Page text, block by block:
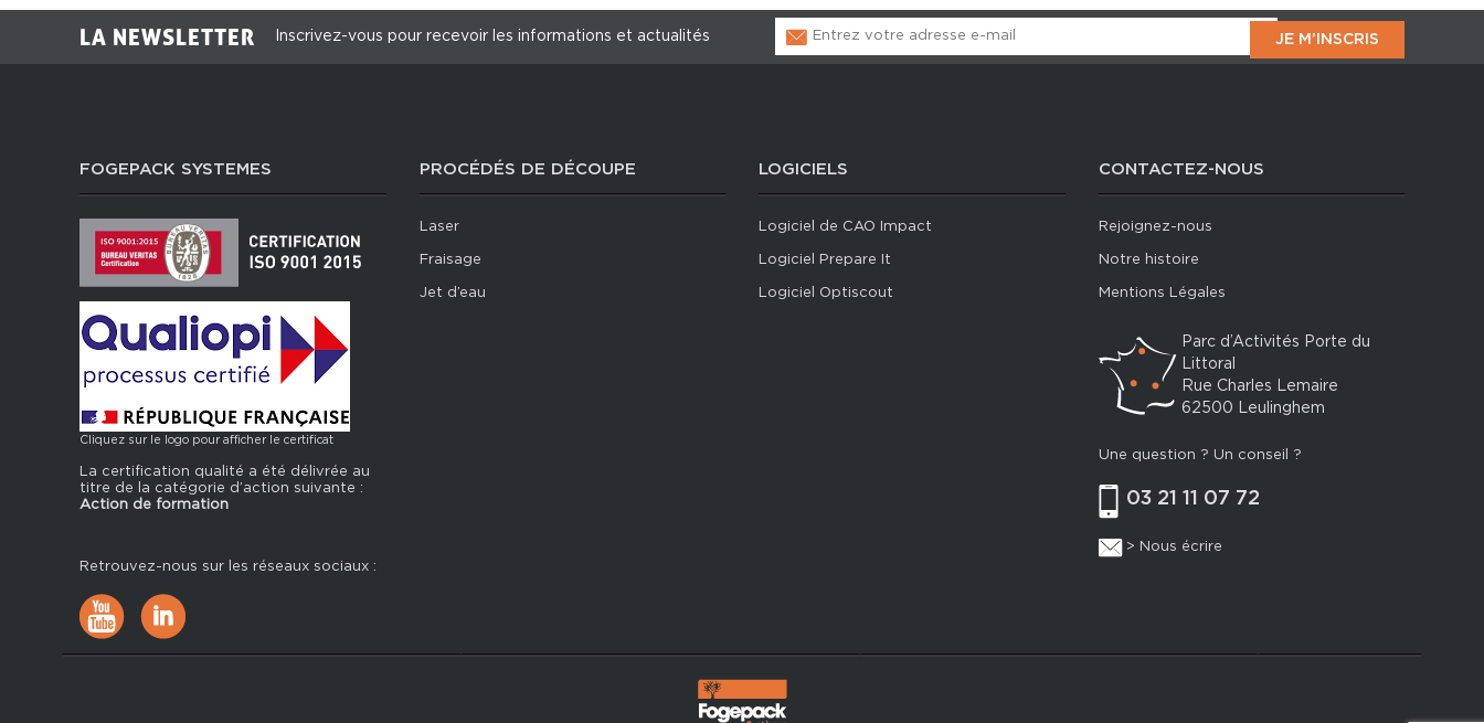
LA NEWSLETTER Inscrivez-vous pour recevoir les informations et actualités
FOGEPACK SYSTEMES
Cliquez sur le logo pour afficher le certificat
La certification qualité a été délivrée au
titre de la catégorie d’action suivante :
Action de formation
Retrouvez-nous sur les réseaux sociaux :
PROCÉDÉS DE DÉCOUPE
Laser
Fraisage
Jet d’eau
LOGICIELS
Logiciel de CAO Impact
Logiciel Prepare It
Logiciel Optiscout
CONTACTEZ-NOUS
Rejoignez-nous
Notre histoire
Mentions Légales
Parc d’Activités Porte du
Littoral
Rue Charles Lemaire
62500 Leulinghem
Une question ? Un conseil ?
03 21 11 07 72
> Nous écrire